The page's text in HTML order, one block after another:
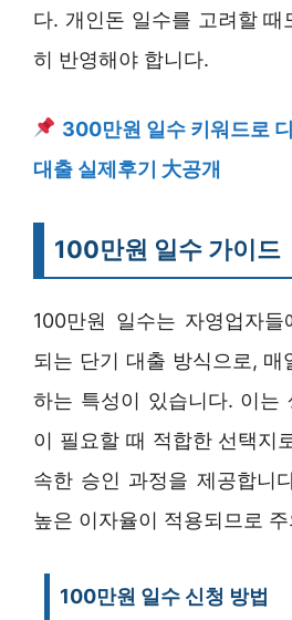
다. 개인돈 일수를 고려할 때
히 반영해야 합니다.
300만원 일수 키워드로
대출 실제후기 大공개
100만원 일수 가이드
100만원 일수는 자영업자
되는 단기 대출 방식으로,
하는 특성이 있습니다. 이는
이 필요할 때 적합한 선택지
속한 승인 과정을 제공합니
높은 이자율이 적용되므로
100만원 일수 신청 방법